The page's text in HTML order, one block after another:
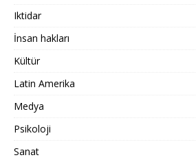
Iktidar
İnsan hakları
Kültür
Latin Amerika
Medya
Psikoloji
Sanat